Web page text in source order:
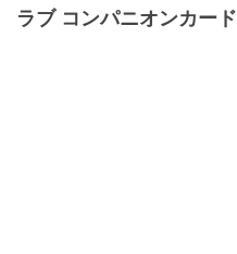
ラブ コンパニオンカード